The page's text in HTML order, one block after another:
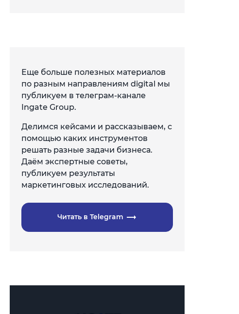
Еще больше полезных материалов
по разным направлениям digital мы
публикуем в телеграм-канале
Ingate Group.
Делимся кейсами и рассказываем, с
помощью каких инструментов
решать разные задачи бизнеса.
Даём экспертные советы,
публикуем результаты
маркетинговых исследований.
Читать в Telegram